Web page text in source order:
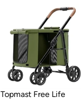
Topmast Free Life